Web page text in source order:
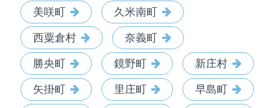
美咲町 久米南町
西粟倉村 奈義町
勝央町 鏡野町 新庄村
矢掛町 里庄町 早島町